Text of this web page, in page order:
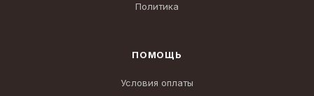
Политика
ПОМОЩЬ
Условия оплаты